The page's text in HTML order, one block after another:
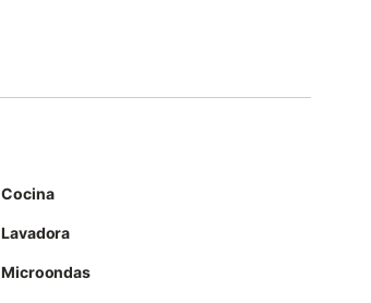
Cocina
Lavadora
Microondas